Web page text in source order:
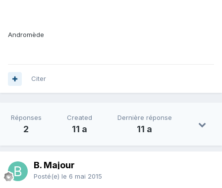
Andromède
Citer
Réponses
2
Created
11 a
Dernière réponse
11 a
B. Majour
Posté(e) le 6 mai 2015